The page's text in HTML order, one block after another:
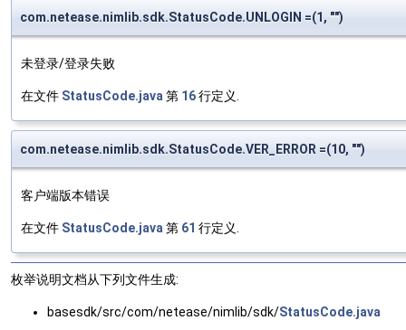
com.netease.nimlib.sdk.StatusCode.UNLOGIN =(1, "")
未登录/登录失败
在文件 StatusCode.java 第 16行定义.
com.netease.nimlib.sdk.StatusCode.VER_ERROR =(10, "")
客户端版本错误
在文件 StatusCode.java 第 61 行定义.
枚举说明文档从下列文件生成:
basesdk/src/com/netease/nimlib/sdk/StatusCode.java